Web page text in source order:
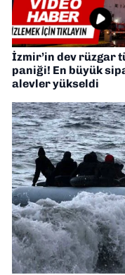
İzmir’in dev rüzgar
paniği! En büyük
alevler yükseldi